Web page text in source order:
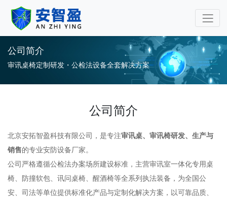
审讯桌审讯椅专业厂家-安
公司简介
审讯桌椅定制研发・公检法设备全套解决方案
公司简介
北京安拓智盈科技有限公司，是专注审讯桌、审讯椅研发、生产与
销售的专业安防设备厂家。
公司严格遵循公检法办案场所建设标准，主营审讯室一体化专用桌
椅、防撞软包、讯问桌椅、醒酒椅等全系列执法装备，为全国公
安、司法等单位提供标准化产品与定制化解决方案，以可靠品质、